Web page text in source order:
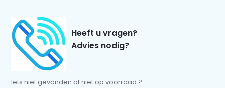
Heeft u vragen?
Advies nodig?
Iets niet gevonden of niet op voorraad ?